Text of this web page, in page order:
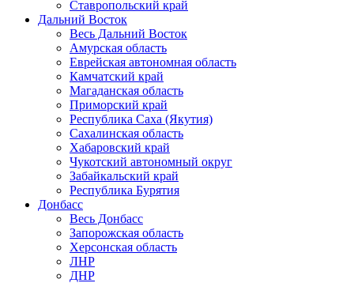
Ставропольский край
Дальний Восток
Весь Дальний Восток
Амурская область
Еврейская автономная область
Камчатский край
Магаданская область
Приморский край
Республика Саха (Якутия)
Сахалинская область
Хабаровский край
Чукотский автономный округ
Забайкальский край
Республика Бурятия
Донбасс
Весь Донбасс
Запорожская область
Херсонская область
ЛНР
ДНР